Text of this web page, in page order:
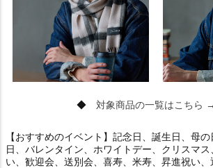
◆ 対象商品の一覧はこちら →
【おすすめのイベント】記念日、誕生日、母
日、バレンタイン、ホワイトデー、クリスマ
い、歓迎会、送別会、喜寿、米寿、昇進祝い